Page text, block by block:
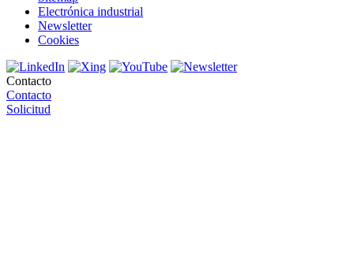
Electrónica industrial
Newsletter
Cookies
Contacto
Contacto
Solicitud